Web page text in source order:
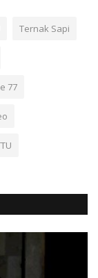
Ternak Sapi
77